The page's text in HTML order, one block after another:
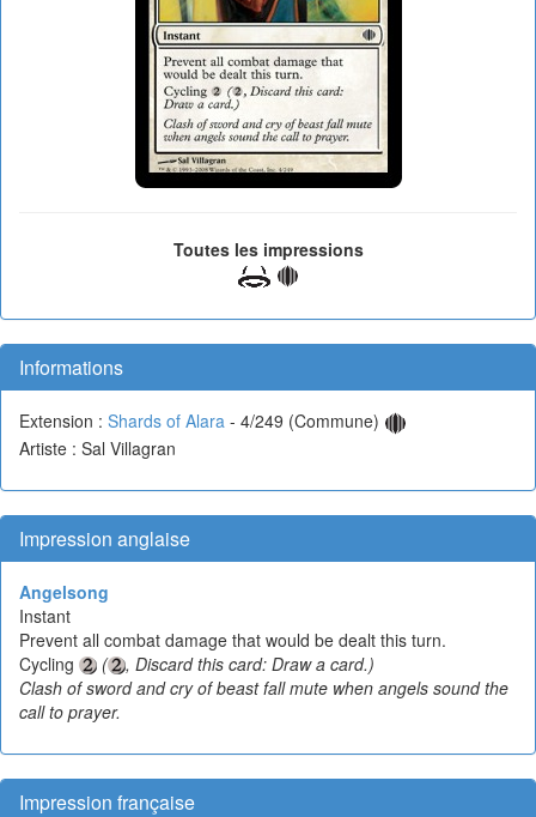
Toutes les impressions
Informations
Extension : Shards of Alara - 4/249 (Commune)
Artiste : Sal Villagran
Impression anglaise
Angelsong
Instant
Prevent all combat damage that would be dealt this turn.
Cycling
(
, Discard this card: Draw a card.)
Clash of sword and cry of beast fall mute when angels sound the
call to prayer.
Impression française